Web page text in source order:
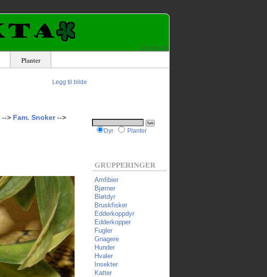
en | de | no
Planter
Legg til bilde
--> Fam. Snoker-->
Dyr Planter
GRUPPERINGER
Amfibier
Bjørner
Bløtdyr
Bruskfisker
Edderkoppdyr
Edderkopper
Fugler
Gnagere
Hunder
Hvaler
Insekter
Katter